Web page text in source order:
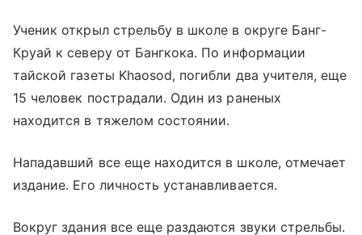
Ученик открыл стрельбу в школе в округе Банг-
Круай к северу от Бангкока. По информации
тайской газеты Khaosod, погибли два учителя, еще
15 человек пострадали. Один из раненых
находится в тяжелом состоянии.
Нападавший все еще находится в школе, отмечает
издание. Его личность устанавливается.
Вокруг здания все еще раздаются звуки стрельбы.